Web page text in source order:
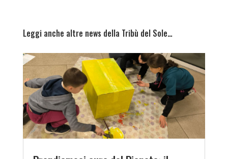
Leggi anche altre news della Tribù del Sole…